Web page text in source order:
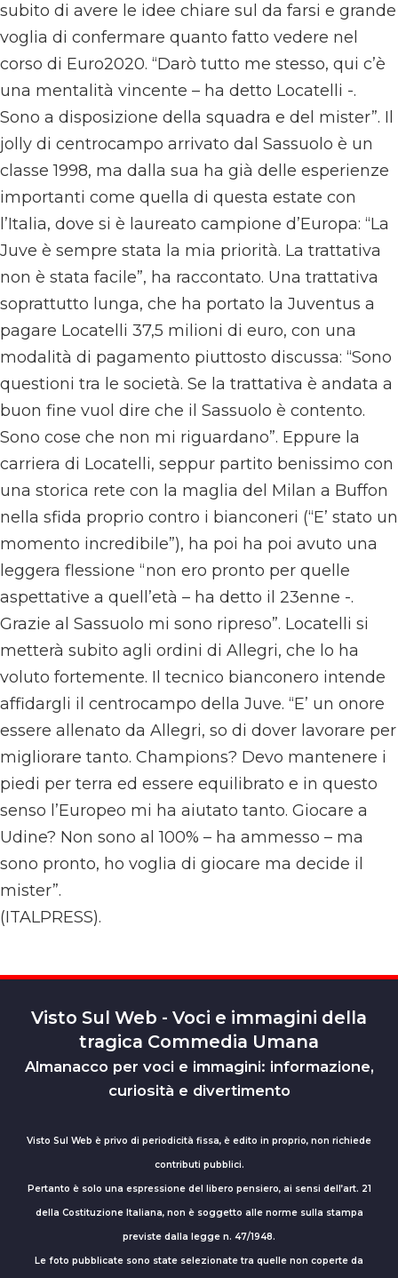
subito di avere le idee chiare sul da farsi e grande
voglia di confermare quanto fatto vedere nel
corso di Euro2020. “Darò tutto me stesso, qui c’è
una mentalità vincente – ha detto Locatelli -.
Sono a disposizione della squadra e del mister”. Il
jolly di centrocampo arrivato dal Sassuolo è un
classe 1998, ma dalla sua ha già delle esperienze
importanti come quella di questa estate con
l’Italia, dove si è laureato campione d’Europa: “La
Juve è sempre stata la mia priorità. La trattativa
non è stata facile”, ha raccontato. Una trattativa
soprattutto lunga, che ha portato la Juventus a
pagare Locatelli 37,5 milioni di euro, con una
modalità di pagamento piuttosto discussa: “Sono
questioni tra le società. Se la trattativa è andata a
buon fine vuol dire che il Sassuolo è contento.
Sono cose che non mi riguardano”. Eppure la
carriera di Locatelli, seppur partito benissimo con
una storica rete con la maglia del Milan a Buffon
nella sfida proprio contro i bianconeri (“E’ stato un
momento incredibile”), ha poi ha poi avuto una
leggera flessione “non ero pronto per quelle
aspettative a quell’età – ha detto il 23enne -.
Grazie al Sassuolo mi sono ripreso”. Locatelli si
metterà subito agli ordini di Allegri, che lo ha
voluto fortemente. Il tecnico bianconero intende
affidargli il centrocampo della Juve. “E’ un onore
essere allenato da Allegri, so di dover lavorare per
migliorare tanto. Champions? Devo mantenere i
piedi per terra ed essere equilibrato e in questo
senso l’Europeo mi ha aiutato tanto. Giocare a
Udine? Non sono al 100% – ha ammesso – ma
sono pronto, ho voglia di giocare ma decide il
mister”.
(ITALPRESS).
Visto Sul Web - Voci e immagini della
tragica Commedia Umana
Almanacco per voci e immagini: informazione,
curiosità e divertimento
Visto Sul Web è privo di periodicità fissa, è edito in proprio, non richiede
contributi pubblici.
Pertanto è solo una espressione del libero pensiero, ai sensi dell’art. 21
della Costituzione Italiana, non è soggetto alle norme sulla stampa
previste dalla legge n. 47/1948.
Le foto pubblicate sono state selezionate tra quelle non coperte da